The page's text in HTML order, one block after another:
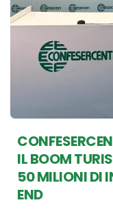
IL BOOM
50 MILIONI DI
END